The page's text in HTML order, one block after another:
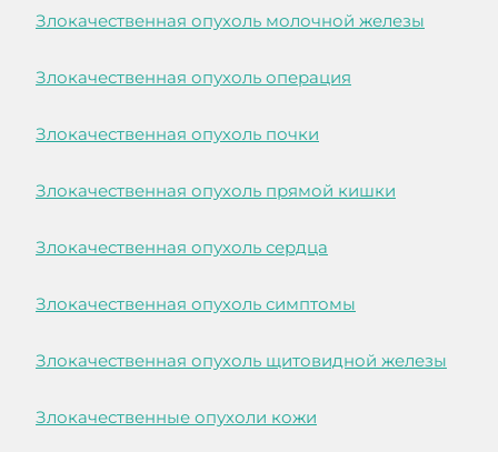
Злокачественная опухоль молочной железы
Злокачественная опухоль операция
Злокачественная опухоль почки
Злокачественная опухоль прямой кишки
Злокачественная опухоль сердца
Злокачественная опухоль симптомы
Злокачественная опухоль щитовидной железы
Злокачественные опухоли кожи